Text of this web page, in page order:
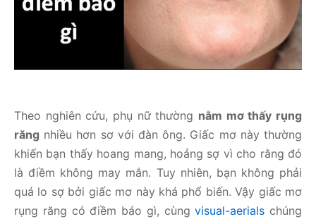
Theo nghiên cứu, phụ nữ thường nằm mơ thấy rụng
răng nhiều hơn sơ với đàn ông. Giấc mơ này thường
khiến bạn thấy hoang mang, hoảng sợ vì cho rằng đó
là điềm không may mắn. Tuy nhiên, bạn không phải
quá lo sợ bởi giấc mơ này khá phổ biến. Vậy giấc mơ
rụng răng có điềm báo gì, cùngvisual-aerials chúng